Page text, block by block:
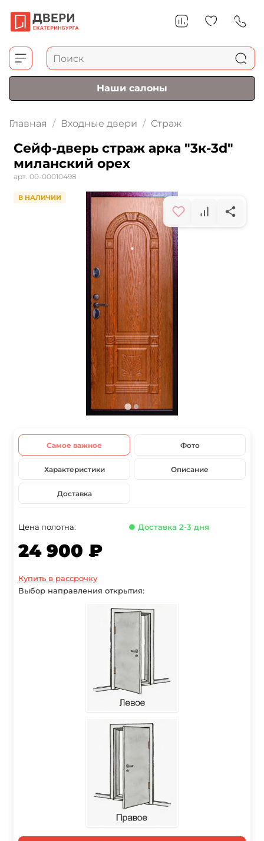
Наши салоны
Главная Входные двери Страж
Сейф-дверь страж арка "3к-3d"
миланский орех
арт. 00-00010498
В НАЛИЧИИ
Самое важное Фото
Характеристики Описание
Доставка
Цена полотна: ● Доставка 2-3 дня
24 900 ₽
Купить в рассрочку
Выбор направления открытия: